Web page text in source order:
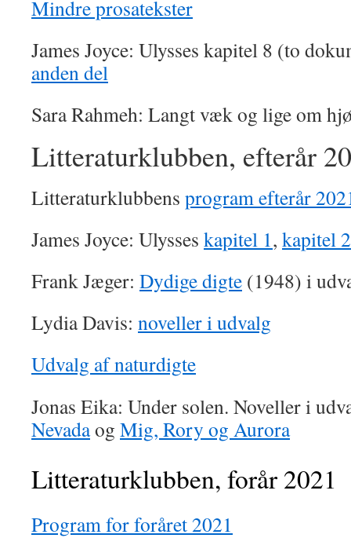
Mindre prosatekster
James Joyce: Ulysses kapitel 8 (to
anden del
Sara Rahmeh: Langt væk og lige om
Litteraturklubben, efterår
Litteraturklubbens program efterår
James Joyce: Ulysses kapitel 1, kapitel 2
Frank Jæger: Dydige digte (1948) i
Lydia Davis: noveller i udvalg
Udvalg af naturdigte
Jonas Eika: Under solen. Noveller i
Nevadaog Mig, Rory og Aurora
Litteraturklubben, forår 2021
Program for foråret 2021